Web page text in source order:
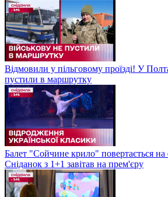
Відмовили у пільговому проїзді! У
пустили в маршрутку
Балет "Сойчине крило" повертається
Сніданок з 1+1 завітав на прем'єру